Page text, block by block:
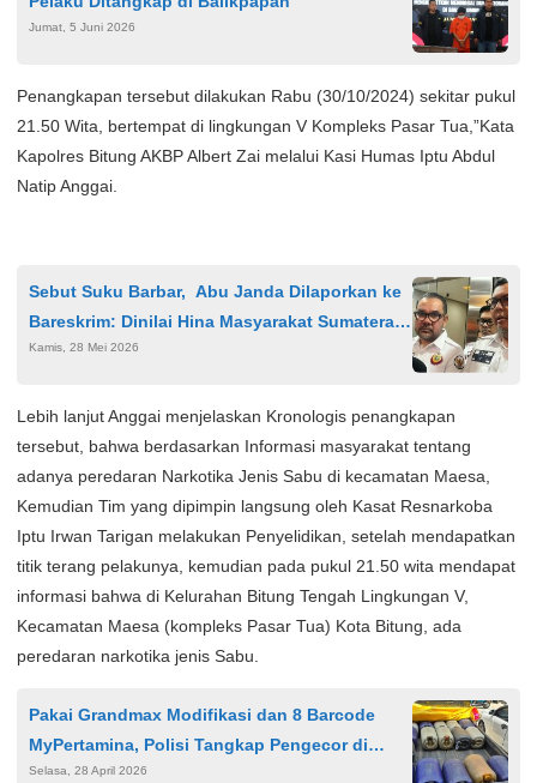
Jumat, 5 Juni 2026
Penangkapan tersebut dilakukan Rabu (30/10/2024) sekitar pukul
21.50 Wita, bertempat di lingkungan V Kompleks Pasar Tua,”Kata
Kapolres Bitung AKBP Albert Zai melalui Kasi Humas Iptu Abdul
Natip Anggai.
Sebut Suku Barbar, Abu Janda Dilaporkan ke
Bareskrim: Dinilai Hina Masyarakat Sumatera
Barat
Kamis, 28 Mei 2026
Lebih lanjut Anggai menjelaskan Kronologis penangkapan
tersebut, bahwa berdasarkan Informasi masyarakat tentang
adanya peredaran Narkotika Jenis Sabu di kecamatan Maesa,
Kemudian Tim yang dipimpin langsung oleh Kasat Resnarkoba
Iptu Irwan Tarigan melakukan Penyelidikan, setelah mendapatkan
titik terang pelakunya, kemudian pada pukul 21.50 wita mendapat
informasi bahwa di Kelurahan Bitung Tengah Lingkungan V,
Kecamatan Maesa (kompleks Pasar Tua) Kota Bitung, ada
peredaran narkotika jenis Sabu.
Pakai Grandmax Modifikasi dan 8 Barcode
MyPertamina, Polisi Tangkap Pengecor di
Samarinda
Selasa, 28 April 2026